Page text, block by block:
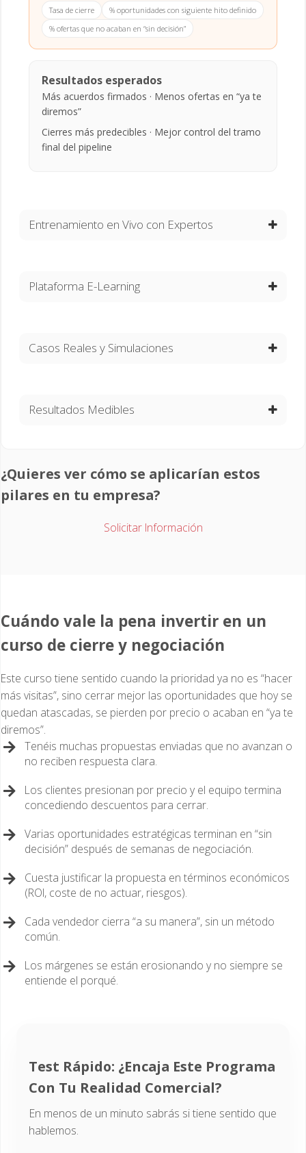
Tasa de cierre
% oportunidades con siguiente hito definido
% ofertas que no acaban en “sin decisión”
Resultados esperados
Más acuerdos firmados · Menos ofertas en “ya te
diremos”
Cierres más predecibles · Mejor control del tramo
final del pipeline
Entrenamiento en Vivo con Expertos
Plataforma E-Learning
Casos Reales y Simulaciones
Resultados Medibles
¿Quieres ver cómo se aplicarían estos
pilares en tu empresa?
Solicitar Información
Cuándo vale la pena invertir en un
curso de cierre y negociación
Este curso tiene sentido cuando la prioridad ya no es “hacer
más visitas”, sino cerrar mejor las oportunidades que hoy se
quedan atascadas, se pierden por precio o acaban en “ya te
diremos”.
Tenéis muchas propuestas enviadas que no avanzan o
no reciben respuesta clara.
Los clientes presionan por precio y el equipo termina
concediendo descuentos para cerrar.
Varias oportunidades estratégicas terminan en “sin
decisión” después de semanas de negociación.
Cuesta justificar la propuesta en términos económicos
(ROI, coste de no actuar, riesgos).
Cada vendedor cierra “a su manera”, sin un método
común.
Los márgenes se están erosionando y no siempre se
entiende el porqué.
Test Rápido: ¿Encaja Este Programa
Con Tu Realidad Comercial?
En menos de un minuto sabrás si tiene sentido que
hablemos.